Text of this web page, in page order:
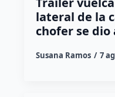
lateral de la
chofer se dio
Susana Ramos 7